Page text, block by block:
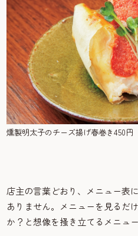
燻製明太子のチーズ揚げ春巻き450円
店主の言葉どおり、メニュー表
ありません。メニューを見るだ
か？と想像を掻き立てるメニュ